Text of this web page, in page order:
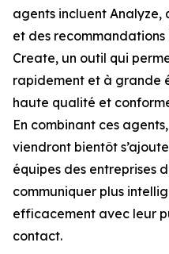
agents incluent Analyze,
et des
Create, un outil qui
rapidement et à grande
haute qualité et
En combinant ces
viendront bientôt
équipes des entreprises
communiquer plus
efficacement avec leur
contact.